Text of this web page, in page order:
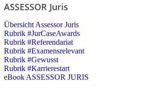
ASSESSOR Juris
Übersicht Assessor Juris
Rubrik #JurCaseAwards
Rubrik #Referendariat
Rubrik #Examensrelevant
Rubrik #Gewusst
Rubrik #Karrierestart
eBook ASSESSOR JURIS